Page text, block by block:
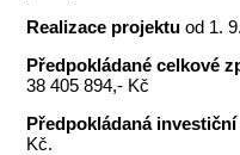
Realizace projektu od 1.
Předpokládané celkové
38 405 894,- Kč
Předpokládaná
Kč.